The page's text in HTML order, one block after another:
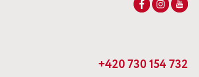
+420 730 154 732